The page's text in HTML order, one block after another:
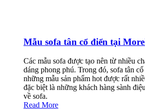
Mẫu sofa tân cổ điển tại
Các mẫu sofa được tạo nên từ nhiều
dáng phong phú. Trong đó, sofa tân
những mẫu sản phẩm hot được rất
đặc biệt là những khách hàng sành
về sofa.
Read More